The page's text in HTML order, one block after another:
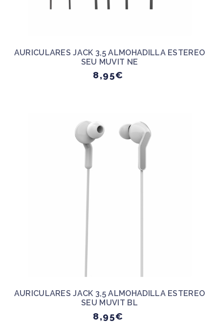
AURICULARES JACK 3,5 ALMOHADILLA ESTEREO
SEU MUVIT NE
8,95€
AURICULARES JACK 3,5 ALMOHADILLA ESTEREO
SEU MUVIT BL
8,95€